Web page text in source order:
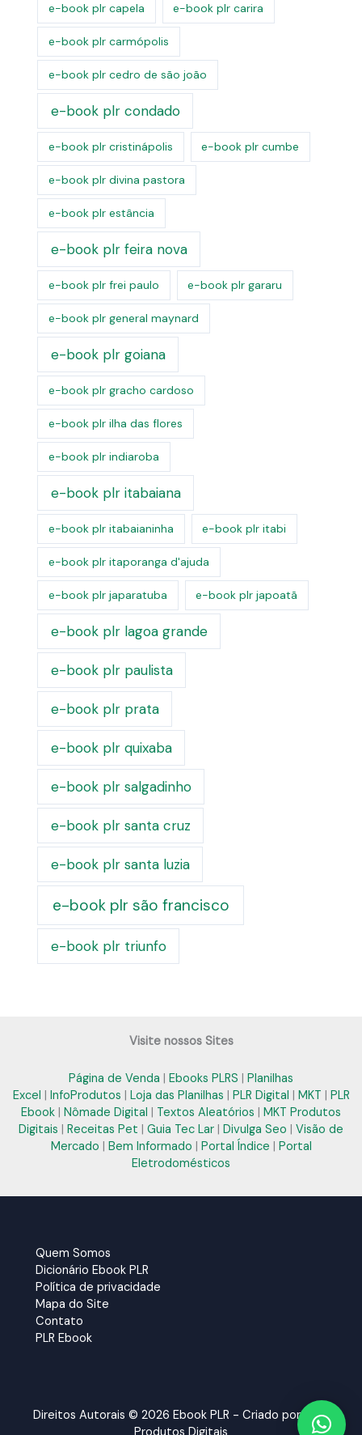
e-book plr capela e-book plr carira
e-book plr carmópolis
e-book plr cedro de são joão
e-book plr condado
e-book plr cristinápolis e-book plr cumbe
e-book plr divina pastora
e-book plr estância
e-book plr feira nova
e-book plr frei paulo e-book plr gararu
e-book plr general maynard
e-book plr goiana
e-book plr gracho cardoso
e-book plr ilha das flores
e-book plr indiaroba
e-book plr itabaiana
e-book plr itabaianinha e-book plr itabi
e-book plr itaporanga d'ajuda
e-book plr japaratuba e-book plr japoatã
e-book plr lagoa grande
e-book plr paulista
e-book plr prata
e-book plr quixaba
e-book plr salgadinho
e-book plr santa cruz
e-book plr santa luzia
e-book plr são francisco
e-book plr triunfo
Visite nossos Sites
Página de Venda Ebooks PLRS
Planilhas
Excel
InfoProdutos Loja das Planilhas PLR Digital MKT
PLR
Ebook Nômade Digital Textos Aleatórios
MKT Produtos
Digitais
Receitas Pet Guia Tec Lar Divulga Seo
Visão de
Mercado
Bem Informado Portal Índice
Portal
Eletrodomésticos
Quem Somos
Dicionário Ebook PLR
Política de privacidade
Mapa do Site
Contato
PLR Ebook
Direitos Autorais © 2026 Ebook PLR - Criado por:
MKT